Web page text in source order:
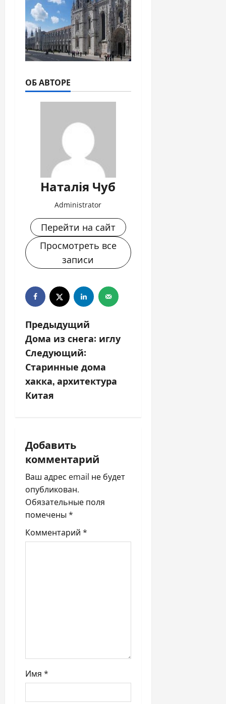
ОБ АВТОРЕ
Наталія Чуб
Administrator
Перейти на сайт
Просмотреть все
записи
Н
а
в
и
ц
и
я
п
о
я
м
Предыдущий
Дома из снега: иглу
Следующий:
Старинные дома
хакка, архитектура
Китая
Добавить
комментарий
Ваш адрес email не будет
опубликован.
Обязательные поля
помечены *
Комментарий *
Имя *